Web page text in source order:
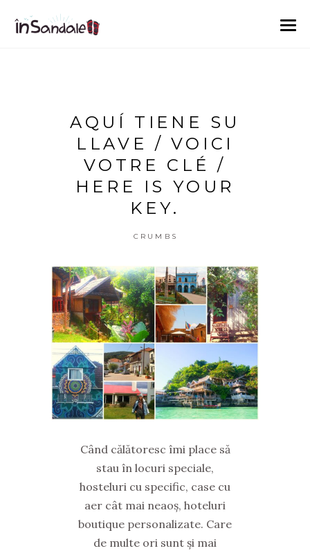
AQUÍ TIENE SU
LLAVE / VOICI
VOTRE CLÉ /
HERE IS YOUR
KEY.
CRUMBS
Când călătoresc îmi place să
stau în locuri speciale,
hosteluri cu specific, case cu
aer cât mai neaoș, hoteluri
boutique personalizate. Care
de multe ori sunt și mai